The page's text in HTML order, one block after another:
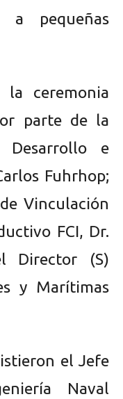
a pequeñas
la ceremonia
parte de la
e
Fuhrhop;
Vinculación
FCI, Dr.
Director (S)
y Marítimas
el Jefe
Naval